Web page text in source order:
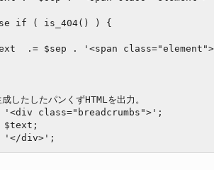
if ( is_404() ) {
したしたパンくずHTMLを出力。
'<div class="breadcrumbs">';
$text;